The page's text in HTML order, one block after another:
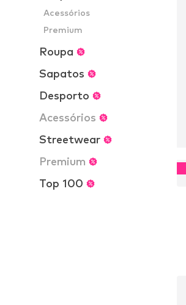
Acessórios
Premium
Roupa
Sapatos
Desporto
Acessórios
Streetwear
Premium
Top 100